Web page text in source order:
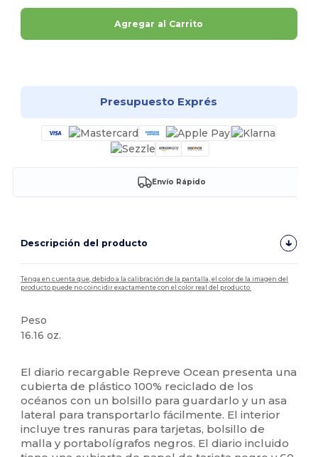
Agregar al Carrito
Presupuesto Exprés
Envío Rápido
Descripción del producto
Tenga en cuenta que, debido a la calibración de la pantalla, el color de la imagen del
producto puede no coincidir exactamente con el color real del producto.
Peso
16.16 oz.
El diario recargable Repreve Ocean presenta una
cubierta de plástico 100% reciclado de los
océanos con un bolsillo para guardarlo y un asa
lateral para transportarlo fácilmente. El interior
incluye tres ranuras para tarjetas, bolsillo de
malla y portabolígrafos negros. El diario incluido